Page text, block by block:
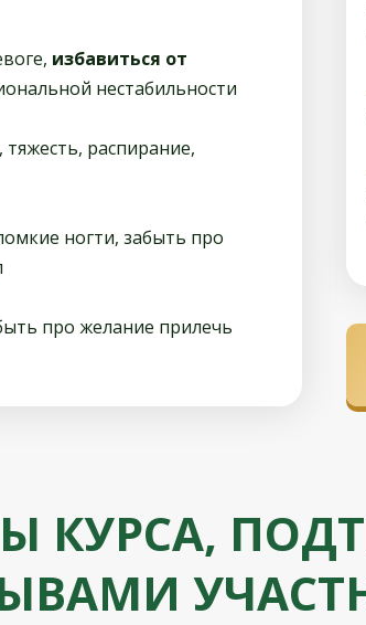
избавиться от
нестабильности
тяжесть, распирание,
ногти, забыть про
про желание прилечь
КУРСА,